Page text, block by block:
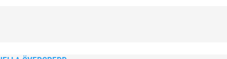
hem guldet i kula på lördagen och bärgade...